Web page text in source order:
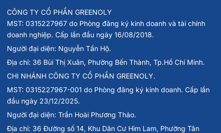
CÔNG TY CỔ PHẦN GREENOLY
MST: 0315227967 do Phòng đăng ký kinh doanh và tài chính
doanh nghiệp. Cấp lần đầu ngày 16/08/2018.
Người đại diện: Nguyễn Tấn Hộ.
Địa chỉ: 36 Bùi Thị Xuân, Phường Bến Thành, Tp.Hồ Chí Minh.
CHI NHÁNH CÔNG TY CỔ PHẦN GREENOLY.
MST: 0315227967-001 do Phòng đăng ký kinh doanh. Cấp lần
đầu ngày 23/12/2025.
Người đại diện: Trần Hoài Phương Thảo.
Địa chỉ: 36 Đường số 14, Khu Dân Cư Him Lam, Phường Tân